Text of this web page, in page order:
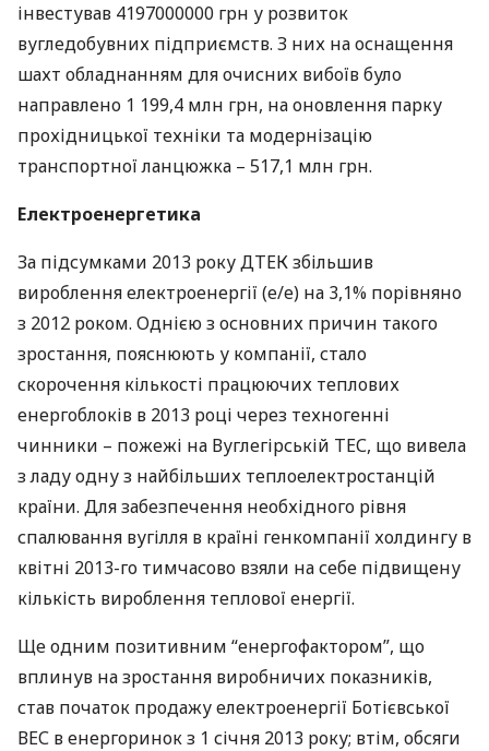
інвестував 4197000000 грн у розвиток
вугледобувних підприємств. З них на оснащення
шахт обладнанням для очисних вибоїв було
направлено 1 199,4 млн грн, на оновлення парку
прохідницької техніки та модернізацію
транспортної ланцюжка – 517,1 млн грн.
Електроенергетика
За підсумками 2013 рокуДТЕКзбільшив
вироблення електроенергії (е/е) на 3,1% порівняно
з 2012 роком. Однією з основних причин такого
зростання, пояснюють у компанії, стало
скорочення кількості працюючих теплових
енергоблоків в 2013 році через техногенні
чинники – пожежі на Вуглегірській ТЕС, що вивела
з ладу одну з найбільших теплоелектростанцій
країни. Для забезпечення необхідного рівня
спалювання вугілля в країні генкомпанії холдингу в
квітні 2013-го тимчасово взяли на себе підвищену
кількість вироблення теплової енергії.
Ще одним позитивним “енергофактором”, що
вплинув на зростання виробничих показників,
став початок продажу електроенергії Ботієвської
ВЕС в енергоринок з 1 січня 2013 року; втім, обсяги